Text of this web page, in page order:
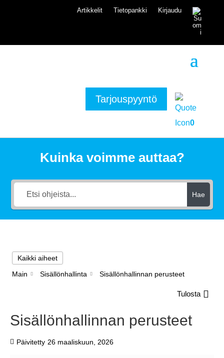
Artikkelit Tietopankki Kirjaudu
Tarjouspyyntö
0
Kuinka voimme auttaa?
Hae
Kaikki aiheet
Main
Sisällönhallinta Sisällönhallinnan perusteet
Tulosta
Sisällönhallinnan perusteet
Päivitetty 26 maaliskuun, 2026